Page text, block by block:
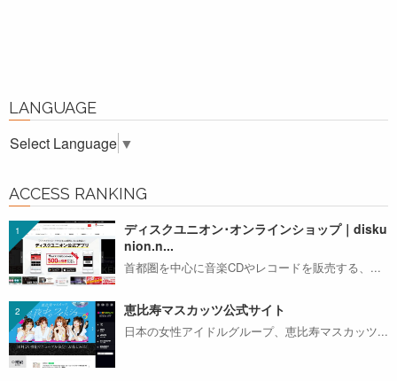
LANGUAGE
Select Language ▼
ACCESS RANKING
ディスクユニオン･オンラインショップ｜disku
nion.n...
首都圏を中心に音楽CDやレコードを販売する、...
恵比寿マスカッツ公式サイト
日本の女性アイドルグループ、恵比寿マスカッツ...